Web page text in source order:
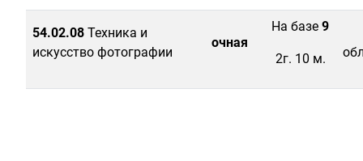
54.02.08 Техника и
искусство фотографии
очная
На базе 9
2г. 10 м.